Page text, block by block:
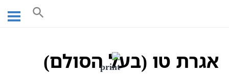
אגרת טו (בעל הסולם)